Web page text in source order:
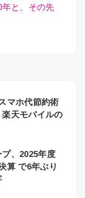
と、その先
マホ代節約術
楽天モバイルの
、2025年度
算 で6年ぶり